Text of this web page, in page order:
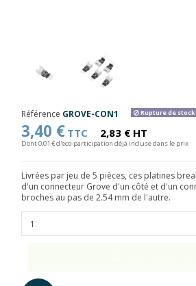
Référence GROVE-CON1 Rupture de stock
3,40 € TTC 2,83 € HT
Dont 0,01 € d'eco-participation déjà incluse dans le prix
Livrées par jeu de 5 pièces, ces platines
d'un connecteur Grove d'un côté et d'un
broches au pas de 2.54 mm de l'autre.